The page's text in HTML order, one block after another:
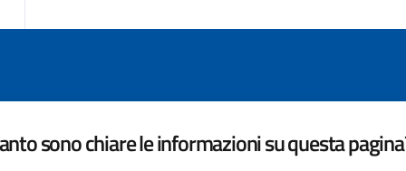
sono chiare le informazioni su questa